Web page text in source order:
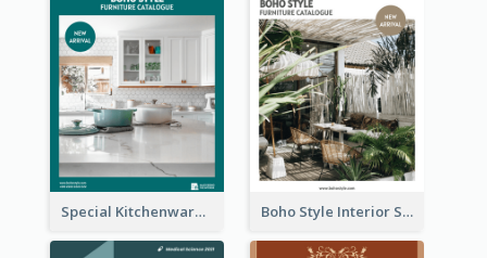
Special Kitchenware Catalog Boho Style Interior Style Catalog